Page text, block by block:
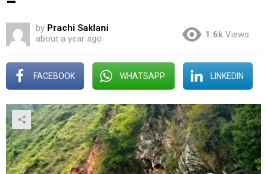
by Prachi Saklani
about a year ago
1.6k Views
FACEBOOK WHATSAPP LINKEDIN